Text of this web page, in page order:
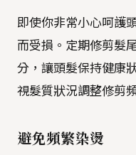
即使你非常小心呵護
而受損。定期修剪髮
分，讓頭髮保持健康
視髮質狀況調整修剪
避免頻繁染燙